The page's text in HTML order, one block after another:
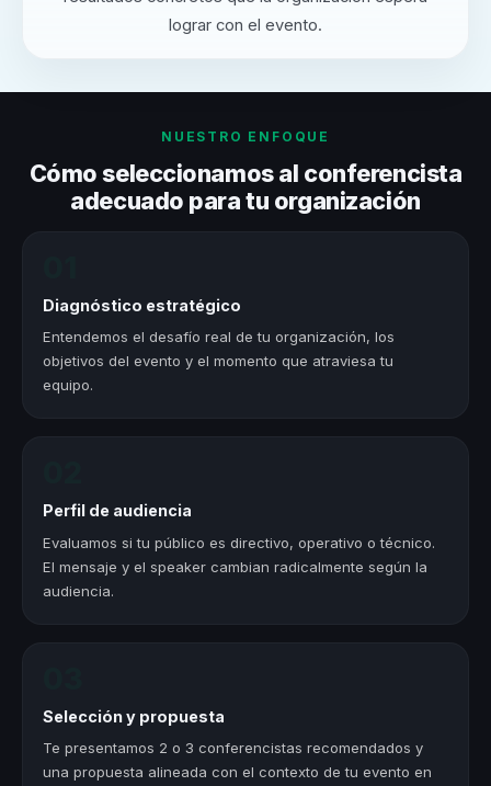
lograr con el evento.
NUESTRO ENFOQUE
Cómo seleccionamos al conferencista
adecuado para tu organización
Diagnóstico estratégico
Entendemos el desafío real de tu organización, los
objetivos del evento y el momento que atraviesa tu
equipo.
Perfil de audiencia
Evaluamos si tu público es directivo, operativo o técnico.
El mensaje y el speaker cambian radicalmente según la
audiencia.
Selección y propuesta
Te presentamos 2 o 3 conferencistas recomendados y
una propuesta alineada con el contexto de tu evento en